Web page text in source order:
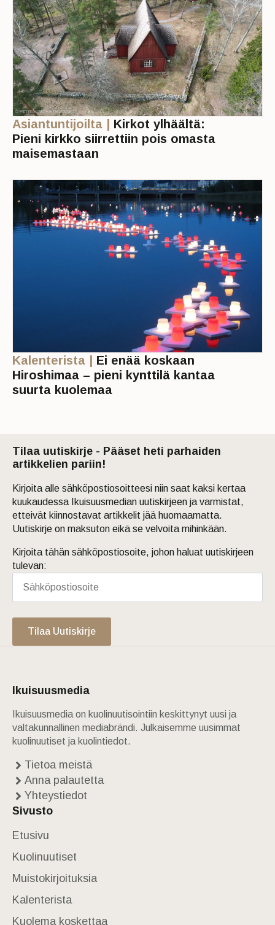
Asiantuntijoilta | Kirkot ylhäältä:
Pieni kirkko siirrettiin pois omasta
maisemastaan
Kalenterista | Ei enää koskaan
Hiroshimaa – pieni kynttilä kantaa
suurta kuolemaa
Tilaa uutiskirje - Pääset heti parhaiden
artikkelien pariin!
Kirjoita alle sähköpostiosoitteesi niin saat kaksi kertaa
kuukaudessa Ikuisuusmedian uutiskirjeen ja varmistat,
etteivät kiinnostavat artikkelit jää huomaamatta.
Uutiskirje on maksuton eikä se velvoita mihinkään.
Kirjoita tähän sähköpostiosoite, johon haluat uutiskirjeen
tulevan:
Tilaa Uutiskirje
Ikuisuusmedia
Ikuisuusmedia on kuolinuutisointiin keskittynyt uusi ja
valtakunnallinen mediabrändi. Julkaisemme uusimmat
kuolinuutiset ja kuolintiedot.
Tietoa meistä
Anna palautetta
Yhteystiedot
Sivusto
Etusivu
Kuolinuutiset
Muistokirjoituksia
Kalenterista
Kuolema koskettaa